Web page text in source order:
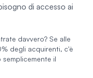
di accesso ai
davvero? Se alle
degli acquirenti, c'è
il